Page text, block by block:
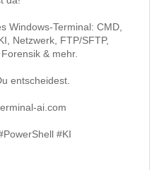
Windows-Terminal: CMD,
Netzwerk, FTP/SFTP,
& mehr.
entscheidest.
ai.com
#KI